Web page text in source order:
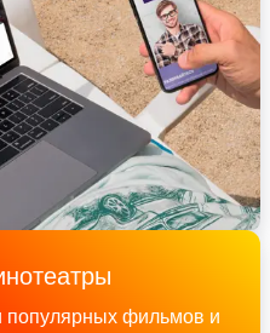
популярных фильмов и